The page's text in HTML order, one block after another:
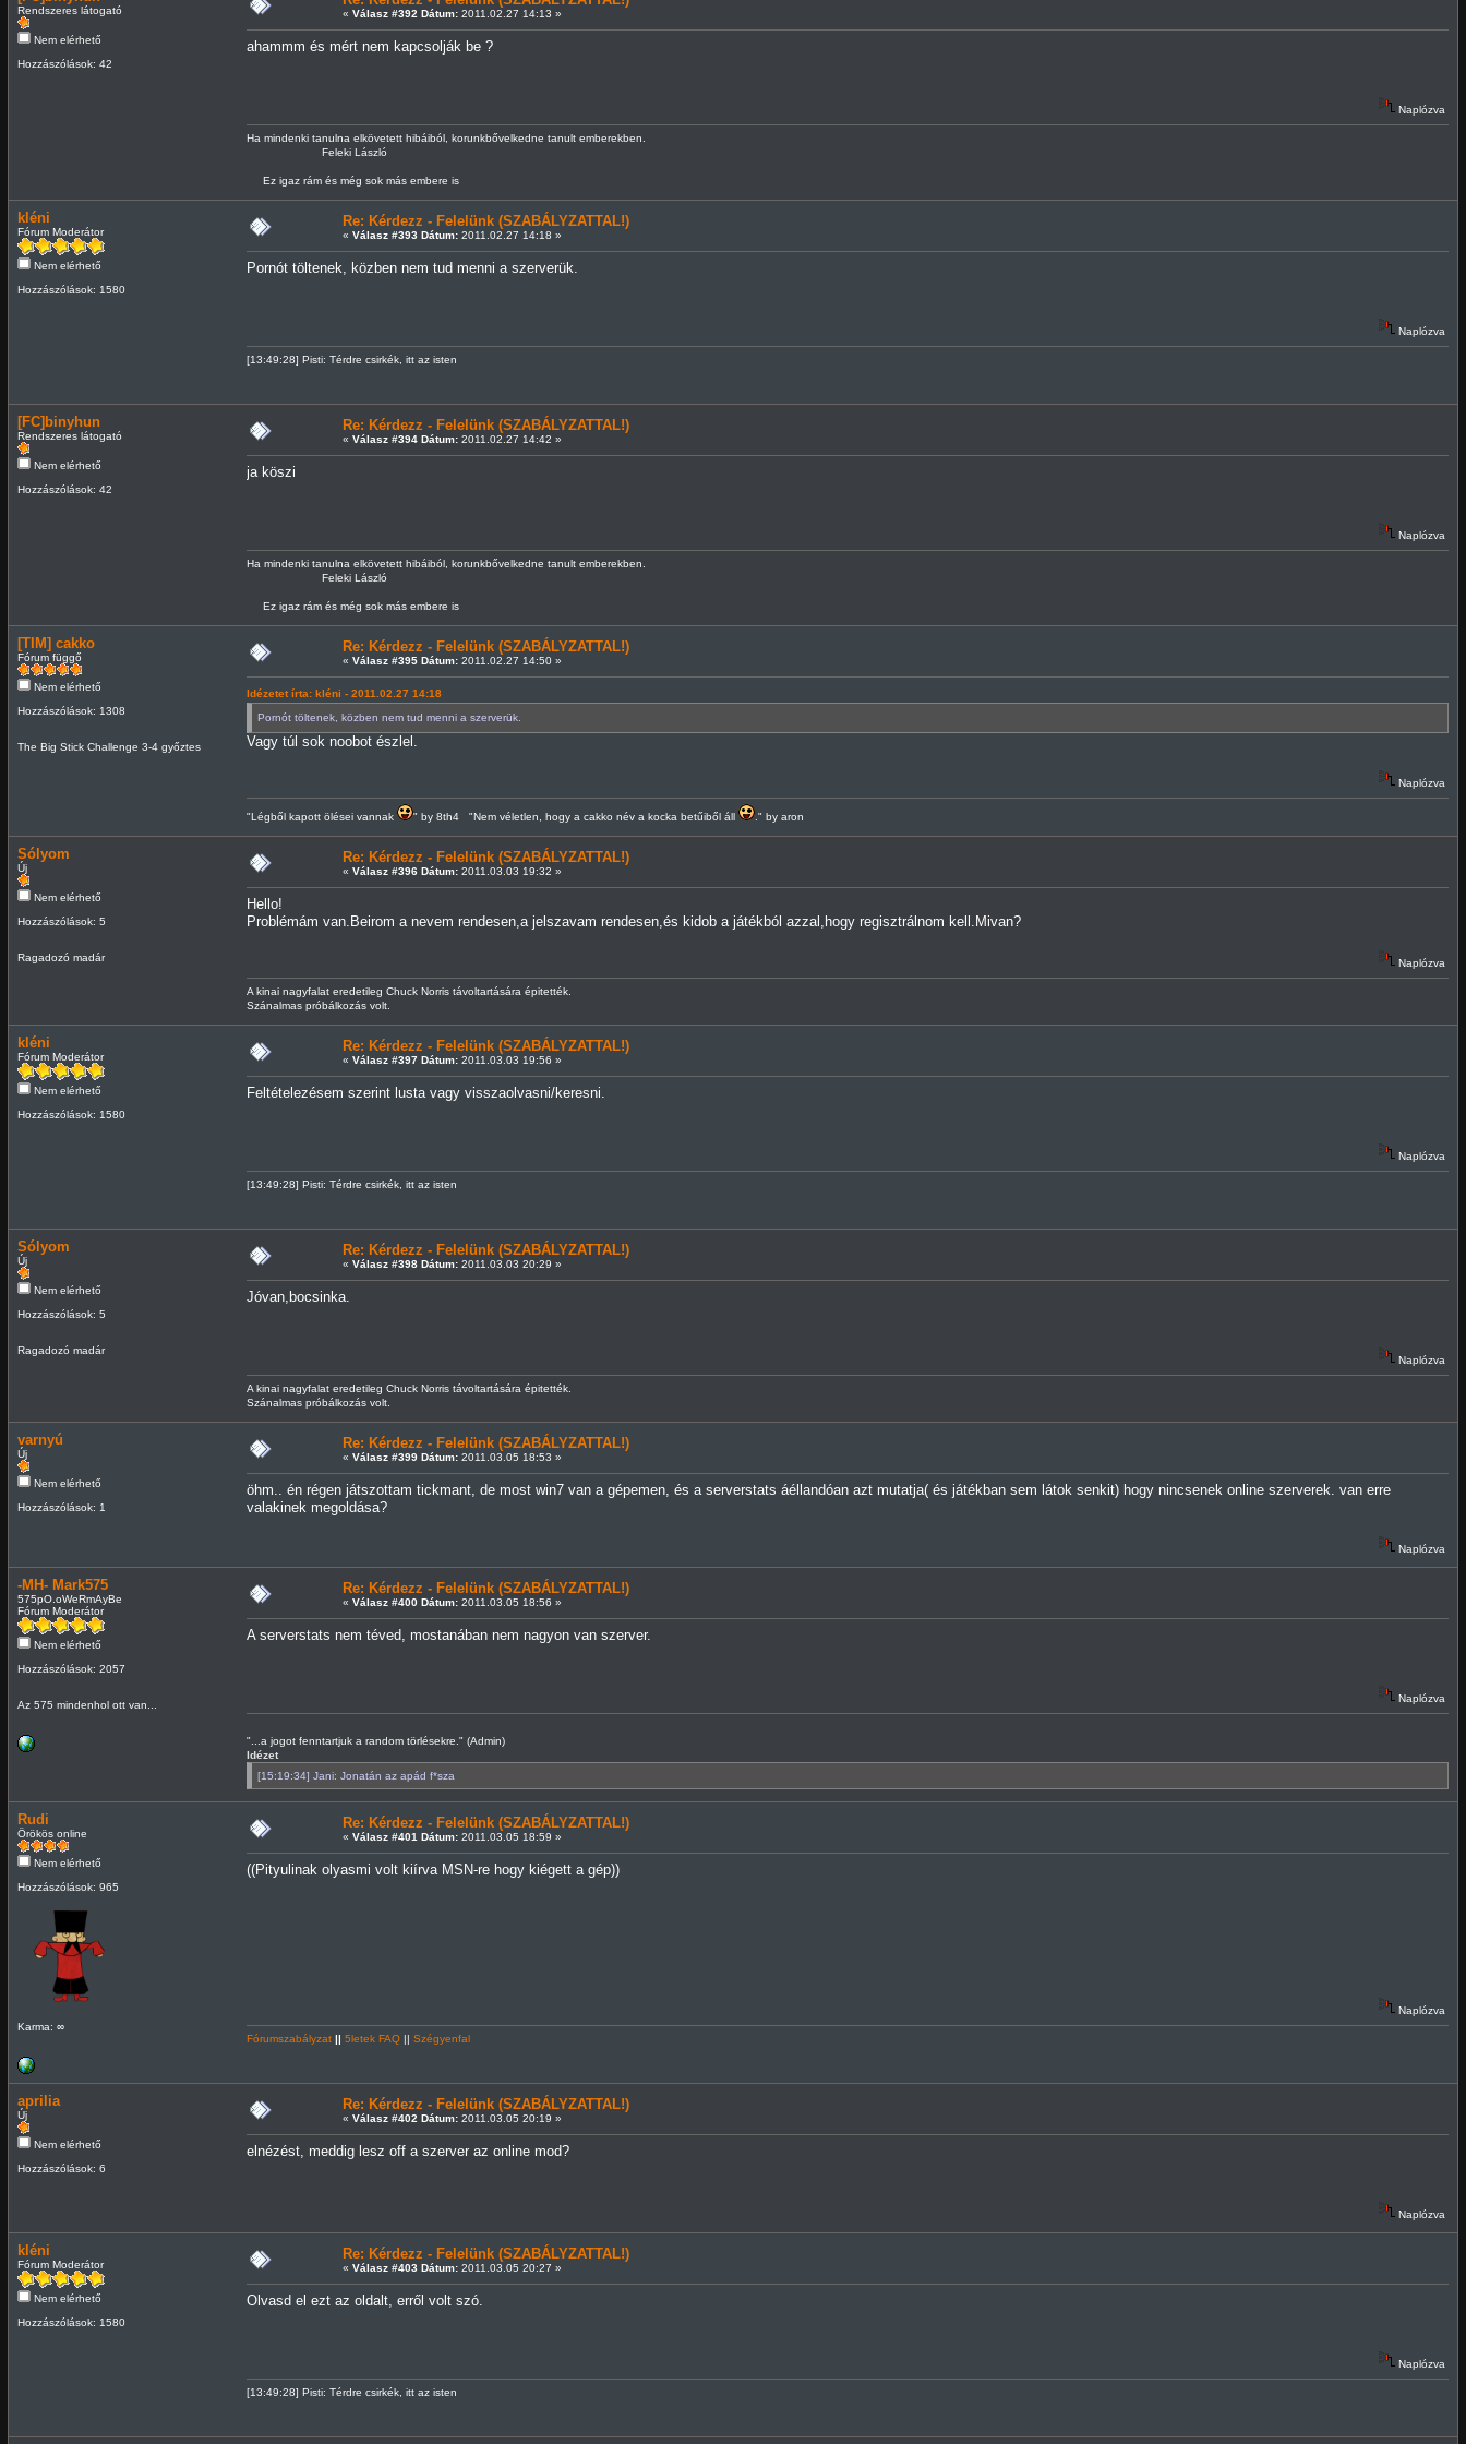
Rendszeres látogató
Nem elérhető
Hozzászólások: 42
« Válasz #392 Dátum:2011.02.27 14:13 »
ahammm és mért nem kapcsolják be ?
Naplózva
Ha mindenki tanulna elkövetett hibáiból, korunkbővelkedne tanult emberekben.
Feleki László
Ez igaz rám és még sok más embere is
kléni
Fórum Moderátor
Nem elérhető
Hozzászólások: 1580
Re: Kérdezz - Felelünk (SZABÁLYZATTAL!)
« Válasz #393 Dátum:2011.02.27 14:18 »
Pornót töltenek, közben nem tud menni a szerverük.
Naplózva
[13:49:28] Pisti: Térdre csirkék, itt az isten
[FC]binyhun
Rendszeres látogató
Nem elérhető
Hozzászólások: 42
Re: Kérdezz - Felelünk (SZABÁLYZATTAL!)
« Válasz #394 Dátum:2011.02.27 14:42 »
ja köszi
Naplózva
Ha mindenki tanulna elkövetett hibáiból, korunkbővelkedne tanult emberekben.
Feleki László
Ez igaz rám és még sok más embere is
[TIM] cakko
Fórum függő
Nem elérhető
Hozzászólások: 1308
The Big Stick Challenge 3-4 győztes
Re: Kérdezz - Felelünk (SZABÁLYZATTAL!)
« Válasz #395 Dátum:2011.02.27 14:50 »
Idézetet írta: kléni - 2011.02.27 14:18
Pornót töltenek, közben nem tud menni a szerverük.
Vagy túl sok noobot észlel.
Naplózva
"Légből kapott ölései vannak " by 8th4 "Nem véletlen, hogy a cakko név a kocka betűiből áll ." by aron
Sólyom
Új
Nem elérhető
Hozzászólások: 5
Ragadozó madár
Re: Kérdezz - Felelünk (SZABÁLYZATTAL!)
« Válasz #396 Dátum:2011.03.03 19:32 »
Hello!
Problémám van.Beirom a nevem rendesen,a jelszavam rendesen,és kidob a játékból azzal,hogy regisztrálnom kell.Mivan?
Naplózva
A kinai nagyfalat eredetileg Chuck Norris távoltartására épitették.
Szánalmas próbálkozás volt.
kléni
Fórum Moderátor
Nem elérhető
Hozzászólások: 1580
Re: Kérdezz - Felelünk (SZABÁLYZATTAL!)
« Válasz #397 Dátum:2011.03.03 19:56 »
Feltételezésem szerint lusta vagy visszaolvasni/keresni.
Naplózva
[13:49:28] Pisti: Térdre csirkék, itt az isten
Sólyom
Új
Nem elérhető
Hozzászólások: 5
Ragadozó madár
Re: Kérdezz - Felelünk (SZABÁLYZATTAL!)
« Válasz #398 Dátum:2011.03.03 20:29 »
Jóvan,bocsinka.
Naplózva
A kinai nagyfalat eredetileg Chuck Norris távoltartására épitették.
Szánalmas próbálkozás volt.
varnyú
Új
Nem elérhető
Hozzászólások: 1
Re: Kérdezz - Felelünk (SZABÁLYZATTAL!)
« Válasz #399 Dátum:2011.03.05 18:53 »
öhm.. én régen játszottam tickmant, de most win7 van a gépemen, és a serverstats áéllandóan azt mutatja( és játékban sem látok senkit) hogy nincsenek online szerverek. van erre
valakinek megoldása?
Naplózva
-MH- Mark575
575pO.oWeRmAyBe
Fórum Moderátor
Nem elérhető
Hozzászólások: 2057
Az 575 mindenhol ott van...
Re: Kérdezz - Felelünk (SZABÁLYZATTAL!)
« Válasz #400 Dátum:2011.03.05 18:56 »
A serverstats nem téved, mostanában nem nagyon van szerver.
Naplózva
"...a jogot fenntartjuk a random törlésekre." (Admin)
Idézet
[15:19:34] Jani: Jonatán az apád f*sza
Rudi
Örökös online
Nem elérhető
Hozzászólások: 965
Karma: ∞
Re: Kérdezz - Felelünk (SZABÁLYZATTAL!)
« Válasz #401 Dátum:2011.03.05 18:59 »
((Pityulinak olyasmi volt kiírva MSN-re hogy kiégett a gép))
Naplózva
Fórumszabályzat || 5letek FAQ|| Szégyenfal
aprilia
Új
Nem elérhető
Hozzászólások: 6
Re: Kérdezz - Felelünk (SZABÁLYZATTAL!)
« Válasz #402 Dátum:2011.03.05 20:19 »
elnézést, meddig lesz off a szerver az online mod?
Naplózva
kléni
Fórum Moderátor
Nem elérhető
Hozzászólások: 1580
Re: Kérdezz - Felelünk (SZABÁLYZATTAL!)
« Válasz #403 Dátum:2011.03.05 20:27 »
Olvasd el ezt az oldalt, erről volt szó.
Naplózva
[13:49:28] Pisti: Térdre csirkék, itt az isten